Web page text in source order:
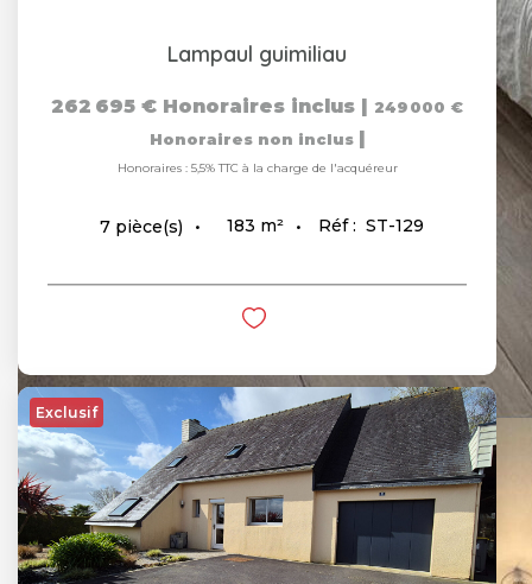
Lampaul guimiliau
262 695 € Honoraires inclus
249 000 €
Honoraires non inclus
Honoraires : 5,5% TTC à la charge de l'acquéreur
7 pièce(s) 183 m² Réf : ST-129
Exclusif